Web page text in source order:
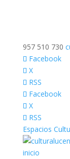
957 510 730
Facebook
X
RSS
Facebook
X
RSS
Espacios
inicio